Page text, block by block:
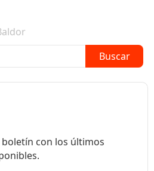
Buscar
boletín con los últimos